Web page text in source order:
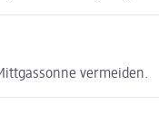
vermeiden.